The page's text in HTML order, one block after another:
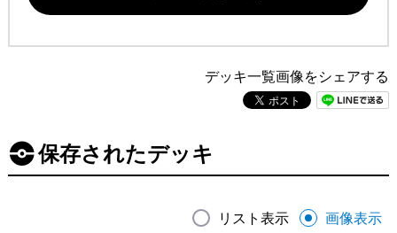
デッキ一覧画像をシェアする
保存されたデッキ
リスト表示 画像表示